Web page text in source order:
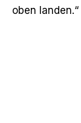
oben landen.“